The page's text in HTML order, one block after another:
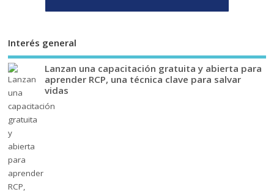
Interés general
Lanzan una capacitación gratuita y abierta para
aprender RCP, una técnica clave para salvar
vidas